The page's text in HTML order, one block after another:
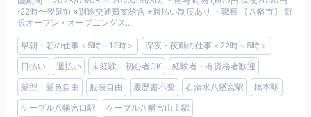
(22時〜翌5時) ※別途交通費支給含 ※週払い制度あり ・職種 【八幡市】 新
規オープン・オープニングス...
早朝・朝の仕事＜5時～12時＞
深夜・夜勤の仕事＜22時～5時＞
日払い
週払い 未経験・初心者OK
経験者・有資格者歓迎
髪型・髪色自由
服装自由 履歴書不要 石清水八幡宮駅
橋本駅
ケーブル八幡宮口駅
ケーブル八幡宮山上駅